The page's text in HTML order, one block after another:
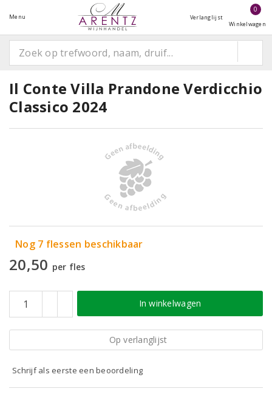
Menu Verlanglijst
0
Winkelwagen
Il Conte Villa Prandone Verdicchio
Classico 2024
Nog 7 flessen beschikbaar
20,50 per fles
In winkelwagen
Op verlanglijst
Schrijf als eerste een beoordeling